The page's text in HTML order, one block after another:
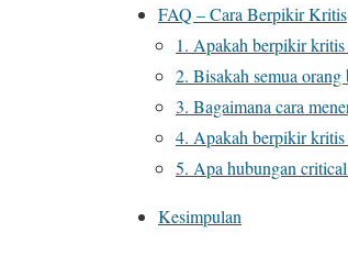
FAQ – Cara Berpikir Kritis
1. Apakah berpikir kritis
2. Bisakah semua
3. Bagaimana cara
4. Apakah berpikir kritis
5. Apa hubungan
Kesimpulan